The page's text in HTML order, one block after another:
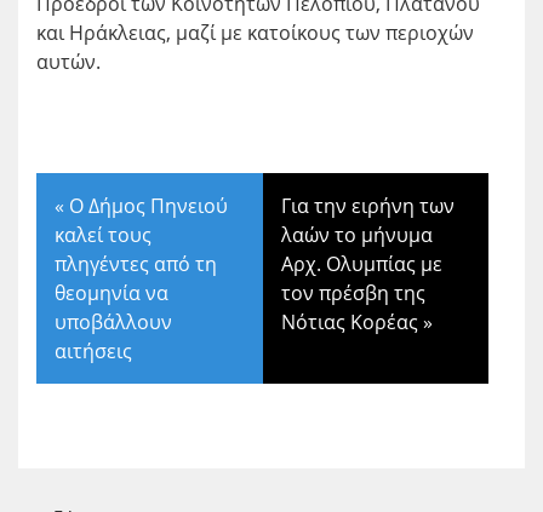
και Ηράκλειας, μαζί με κατοίκους των περιοχών
αυτών.
« Ο Δήμος Πηνειού
καλεί τους
πληγέντες από τη
θεομηνία να
υποβάλλουν
αιτήσεις
Για την ειρήνη των
λαών το μήνυμα
Αρχ. Ολυμπίας με
τον πρέσβη της
Νότιας Κορέας»